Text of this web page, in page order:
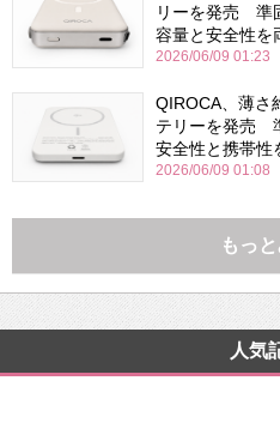
リーを発売 準
容量と安全性を
2026/06/09 01:23
QIROCA、薄さ
テリーを発売
安全性と携帯性
2026/06/09 01:08
もっ
人気